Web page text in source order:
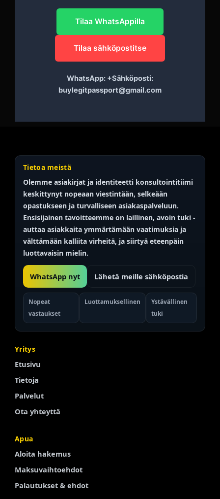
Tilaa WhatsAppilla
Tilaa sähköpostitse
WhatsApp: +Sähköposti:
buylegitpassport@gmail.com
Tietoa meistä
Olemme asiakirjat ja identiteetti konsultointitiimi
keskittynyt nopeaan viestintään, selkeään
opastukseen ja turvalliseen asiakaspalveluun.
Ensisijainen tavoitteemme on laillinen, avoin tuki -
auttaa asiakkaita ymmärtämään vaatimuksia ja
välttämään kalliita virheitä, ja siirtyä eteenpäin
luottavaisin mielin.
WhatsApp nyt Lähetä meille sähköpostia
Nopeat
vastaukset
Luottamuksellinen
Ystävällinen
tuki
Yritys
Etusivu
Tietoja
Palvelut
Ota yhteyttä
Apua
Aloita hakemus
Maksuvaihtoehdot
Palautukset & ehdot